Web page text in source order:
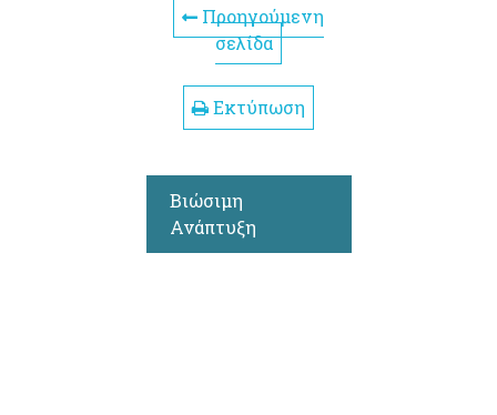
Προηγούμενη
σελίδα
Εκτύπωση
Βιώσιμη
Ανάπτυξη